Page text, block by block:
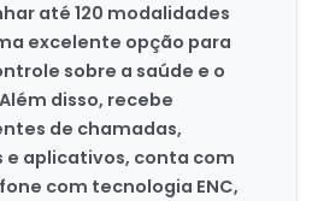
até 120 modalidades
excelente opção para
sobre a saúde e o
disso, recebe
de chamadas,
aplicativos, conta com
com tecnologia ENC,